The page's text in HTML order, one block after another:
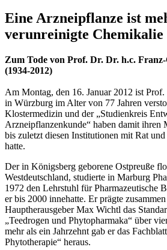
Eine Arzneipflanze ist
verunreinigte Chemikalie
Zum Tode von Prof. Dr. Dr. h.c.
(1934-2012)
Am Montag, den 16. Januar 2012 ist
in Würzburg im Alter von 77 Jahren
Klostermedizin und der „Studienkreis
Arzneipflanzenkunde“ haben damit ihren
bis zuletzt diesen Institutionen mit Rat und
hatte.
Der in Königsberg geborene Ostpreuße
Westdeutschland, studierte in Marburg
1972 den Lehrstuhl für Pharmazeutische
er bis 2000 innehatte. Er prägte
Hauptherausgeber Max Wichtl das
„Teedrogen und Phytopharmaka“ über
mehr als ein Jahrzehnt gab er das
Phytotherapie“ heraus.